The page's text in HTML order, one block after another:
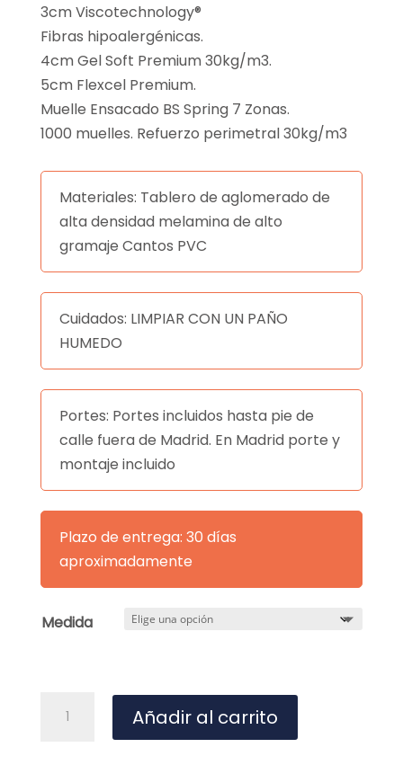
3cm Viscotechnology®
Fibras hipoalergénicas.
4cm Gel Soft Premium 30kg/m3.
5cm Flexcel Premium.
Muelle Ensacado BS Spring 7 Zonas.
1000 muelles. Refuerzo perimetral 30kg/m3
Materiales: Tablero de aglomerado de
alta densidad melamina de alto
gramaje Cantos PVC
Cuidados: LIMPIAR CON UN PAÑO
HUMEDO
Portes: Portes incluidos hasta pie de
calle fuera de Madrid. En Madrid porte y
montaje incluido
Plazo de entrega: 30 días
aproximadamente
Medida
Barroque
Añadir al carrito